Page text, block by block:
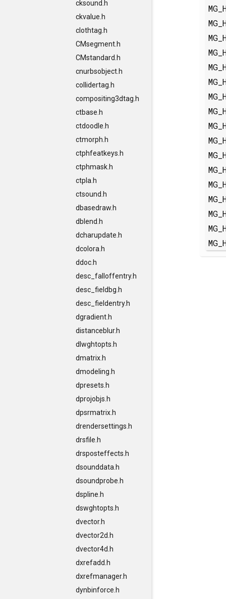
cksound.h
ckvalue.h
clothtag.h
CMsegment.h
CMstandard.h
cnurbsobject.h
collidertag.h
compositing3dtag.h
ctbase.h
ctdoodle.h
ctmorph.h
ctphfeatkeys.h
ctphmask.h
ctpla.h
ctsound.h
dbasedraw.h
dblend.h
dcharupdate.h
dcolora.h
ddoc.h
desc_falloffentry.h
desc_fieldbg.h
desc_fieldentry.h
dgradient.h
distanceblur.h
dlwghtopts.h
dmatrix.h
dmodeling.h
dpresets.h
dprojobjs.h
dpsrmatrix.h
drendersettings.h
drsfile.h
drsposteffects.h
dsounddata.h
dsoundprobe.h
dspline.h
dswghtopts.h
dvector.h
dvector2d.h
dvector4d.h
dxrefadd.h
dxrefmanager.h
dynbinforce.h